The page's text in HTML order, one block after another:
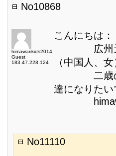
No10868
himawarikids2014
Guest
183.47.228.124
こんにちは：
広州天河
（中国人、女
二歳の男
達になりた
No11110